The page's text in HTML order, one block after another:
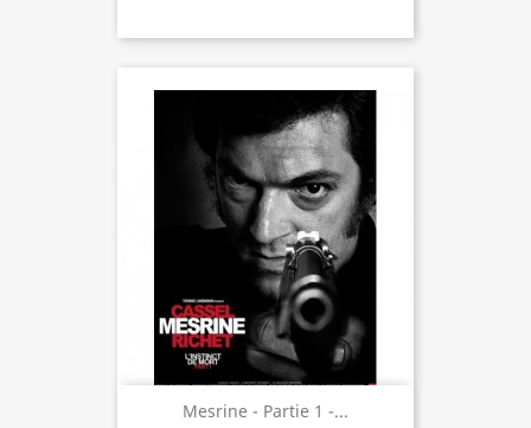
Mesrine - Partie 1 -...